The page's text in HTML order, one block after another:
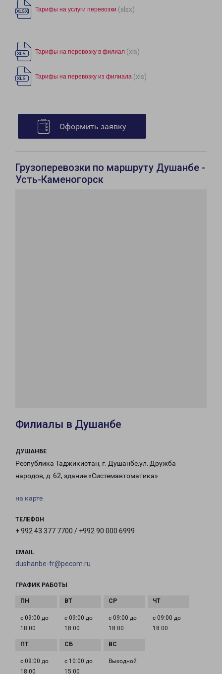
Тарифы на услуги перевозки (xlsx)
Тарифы на перевозку в филиал (xls)
Тарифы на перевозку из филиала (xls)
Оформить заявку
Грузоперевозки по маршруту Душанбе -
Усть-Каменогорск
Филиалы в Душанбе
ДУШАНБЕ
Республика Таджикистан, г. Душанбе,ул. Дружба
народов, д. 62, здание «Системавтоматика»
на карте
ТЕЛЕФОН
+ 992 43 377 7700 / +992 90 000 6999
EMAIL
dushanbe-fr@pecom.ru
ГРАФИК РАБОТЫ
с 09:00 до
18:00
с 09:00 до
18:00
с 09:00 до
18:00
с 09:00 до
18:00
с 09:00 до
18:00
с 10:00 до
15:00
Выходной